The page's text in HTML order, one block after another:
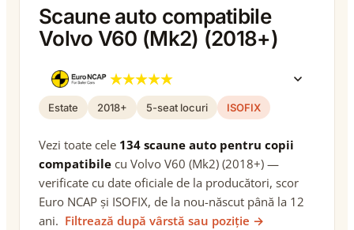
Scaune auto compatibile
Volvo V60 (Mk2) (2018+)
Estate 2018+ 5-seat locuri ISOFIX
Vezi toate cele 134 scaune auto pentru copii
compatibile cu Volvo V60 (Mk2) (2018+) —
verificate cu date oficiale de la producători, scor
Euro NCAP și ISOFIX, de la nou-născut până la 12
ani. Filtrează după vârstă sau poziție →